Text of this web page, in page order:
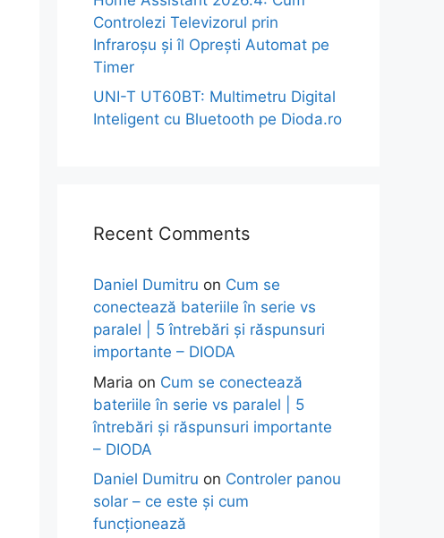
Controlezi Televizorul prin
Infraroșu și îl Oprești Automat pe
Timer
UNI-T UT60BT: Multimetru Digital
Inteligent cu Bluetooth pe Dioda.ro
Recent Comments
Daniel Dumitru on Cum se
conectează bateriile în serie vs
paralel | 5 întrebări și răspunsuri
importante – DIODA
Maria on Cum se conectează
bateriile în serie vs paralel | 5
întrebări și răspunsuri importante
– DIODA
Daniel Dumitru on Controler panou
solar – ce este și cum
funcționează